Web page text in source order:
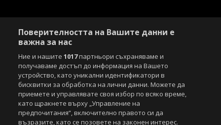
Поверителността на Вашите данни е
важна за нас
Ние и нашите1017партньори съхраняваме и
получаваме достъп до информация на Вашето
устройство, като уникални идентификатори в
бисквитки за обработка на лични данни. Можете да
приемете и управлявате своя избор по всяко време,
като щракнете върху „Управление на
предпочитания“, включително правото си да
възразите, като се позовете на законен интерес.